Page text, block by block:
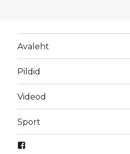
Avaleht
Pildid
Videod
Sport